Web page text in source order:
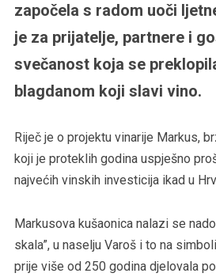
započela s radom uoči
je za prijatelje, partnere i
svečanost koja se
blagdanom koji slavi vino.
Riječ je o projektu vinarije Markus,
koji je proteklih godina uspješno
najvećih vinskih investicija ikad u
Markusova kušaonica nalazi se
skala”, u naselju Varoš i to na
prije više od 250 godina djelovala